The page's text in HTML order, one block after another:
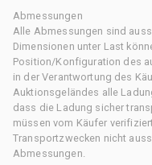
Abmessungen
Alle Abmessungen sind
Dimensionen unter Last
Position/Konfiguration des
in der Verantwortung des
Auktionsgeländes alle
dass die Ladung sicher
müssen vom Käufer
Transportzwecken nicht
Abmessungen.